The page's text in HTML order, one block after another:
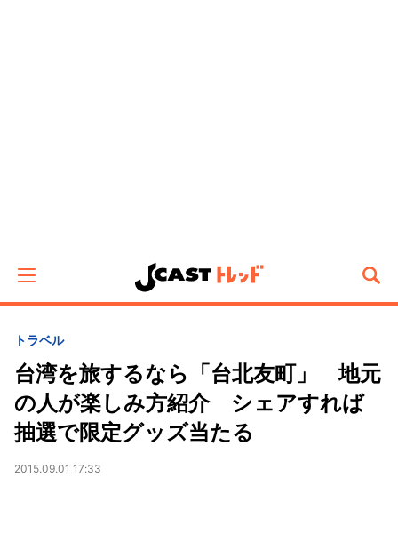
トラベル
台湾を旅するなら「台北友町」 地元
の人が楽しみ方紹介 シェアすれば
抽選で限定グッズ当たる
2015.09.01 17:33